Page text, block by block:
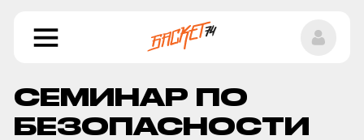
СЕМИНАР ПО
БЕЗОПАСНОСТИ